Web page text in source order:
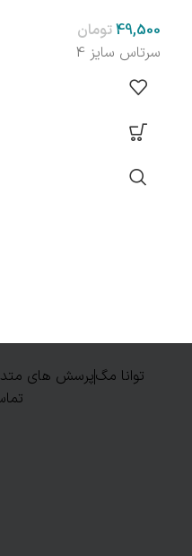
تومان
سرتاس سایز 4
توانا مگپرسش های